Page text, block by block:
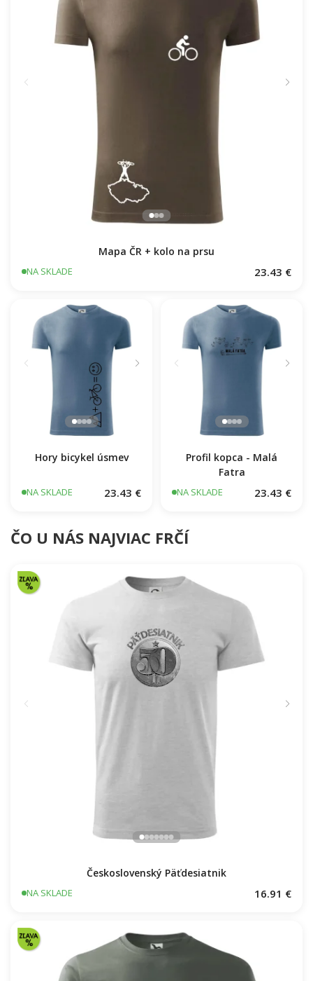
Mapa ČR + kolo na prsu
NA SKLADE 23.43 €
Hory bicykel úsmev
NA SKLADE 23.43 €
Profil kopca - Malá
Fatra
NA SKLADE 23.43 €
ČO U NÁS NAJVIAC FRČÍ
Československý Päťdesiatnik
NA SKLADE 16.91 €